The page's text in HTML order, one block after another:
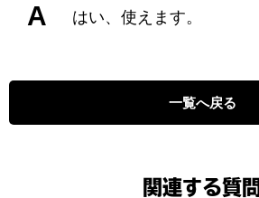
A はい、使えます。
一覧へ戻る
関連する質問